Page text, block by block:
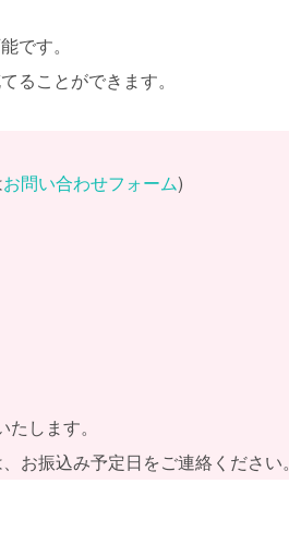
です。
ることができます。
お問い合わせフォーム)
します。
お振込み予定日をご連絡ください。